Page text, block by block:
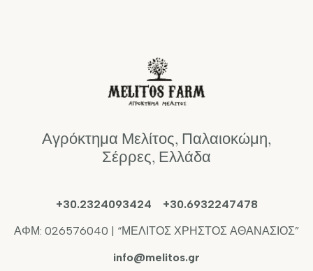
Αγρόκτημα Μελίτος, Παλαιοκώμη,
Σέρρες, Ελλάδα
+30.2324093424 +30.6932247478
ΑΦΜ: 026576040 | “ΜΕΛΙΤΟΣ ΧΡΗΣΤΟΣ ΑΘΑΝΑΣΙΟΣ”
info@melitos.gr